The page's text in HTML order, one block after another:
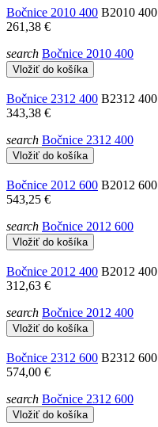
Bočnice 2010 400 B2010 400
261,38 €
search Bočnice 2010 400
Vložiť do košíka
Bočnice 2312 400 B2312 400
343,38 €
search Bočnice 2312 400
Vložiť do košíka
Bočnice 2012 600 B2012 600
543,25 €
search Bočnice 2012 600
Vložiť do košíka
Bočnice 2012 400 B2012 400
312,63 €
search Bočnice 2012 400
Vložiť do košíka
Bočnice 2312 600 B2312 600
574,00 €
search Bočnice 2312 600
Vložiť do košíka